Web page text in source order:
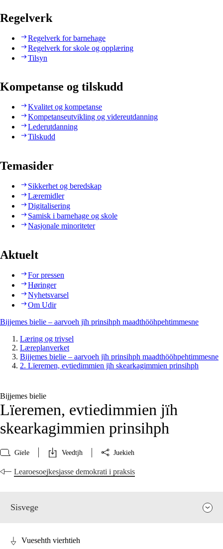
Regelverk
Regelverk for barnehage
Regelverk for skole og opplæring
Tilsyn
Kompetanse og tilskudd
Kvalitet og kompetanse
Kompetanseutvikling og videreutdanning
Lederutdanning
Tilskudd
Temasider
Sikkerhet og beredskap
Læremidler
Digitalisering
Samisk i barnehage og skole
Nasjonale minoriteter
Aktuelt
For pressen
Høringer
Nyhetsvarsel
Om Udir
Bijjemes bielie – aarvoeh jïh prinsihph maadthööhpehtimmesne
Læring og trivsel
Læreplanverket
Bijjemes bielie – aarvoeh jïh prinsihph maadthööhpehtimmesne
2. Lïeremen, evtiedimmien jïh skearkagimmien prinsihph
Bijjemes bielie
Lïeremen, evtiedimmien jïh
skearkagimmien prinsihph
Gïele Veedtjh Juekieh
Learoesoejkesjasse demokrati i praksis
Sisvege
Vuesehth vierhtieh